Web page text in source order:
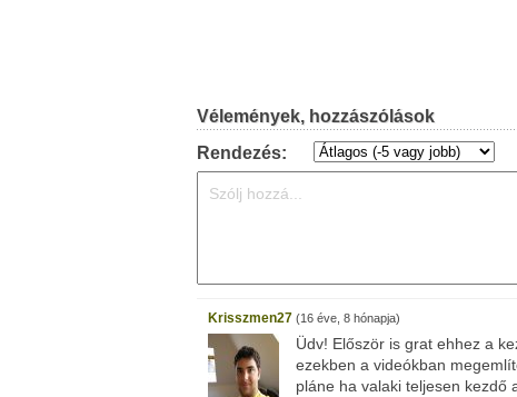
Vélemények, hozzászólások
Rendezés:
Krisszmen27 (16 éve, 8 hónapja)
Üdv! Először is grat ehhez a
ezekben a videókban
pláne ha valaki teljesen kezdő